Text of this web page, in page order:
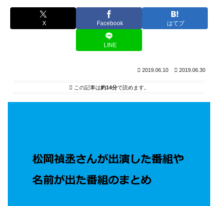
X Facebook はてブ
LINE
2019.06.10 2019.06.30
この記事は約14分で読めます。